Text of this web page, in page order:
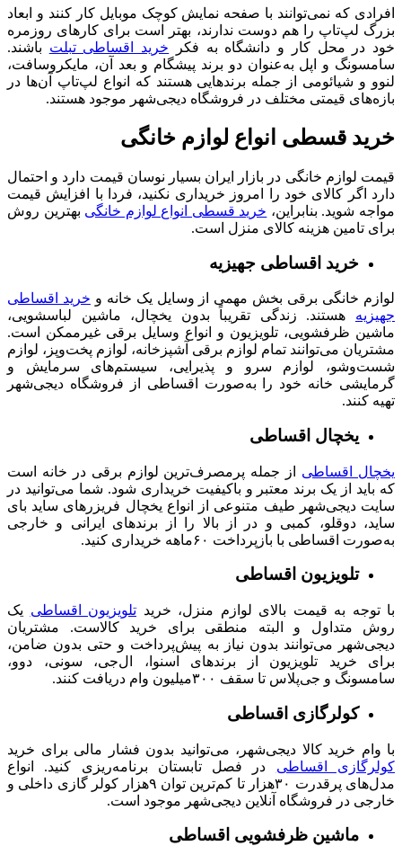
افرادی که نمی‌توانند با صفحه نمایش کوچک موبایل کار کنند و ابعاد
بزرگ لپ‌تاپ را هم دوست ندارند، بهتر است برای کارهای روزمره
خود در محل کار و دانشگاه به فکر
خرید اقساطی تبلت باشند.
سامسونگ و اپل به‌عنوان دو برند پیشگام و بعد آن، مایکروسافت،
لنوو و شیائومی از جمله برندهایی هستند که انواع لپ‌تاپ آن‌ها در
بازه‌های قیمتی مختلف در فروشگاه دیجی‌شهر موجود هستند.
خرید قسطی انواع لوازم خانگی
قیمت لوازم خانگی در بازار ایران بسیار نوسان قیمت دارد و احتمال
دارد اگر کالای خود را امروز خریداری نکنید، فردا با افزایش قیمت
مواجه شوید. بنابراین، خرید قسطی انواع لوازم خانگی بهترین روش
برای تامین هزینه کالای منزل است.
خرید اقساطی جهیزیه
لوازم خانگی برقی بخش مهمی از وسایل یک خانه و خرید اقساطی
جهیزیه
هستند. زندگی تقریباً بدون یخچال، ماشین لباسشویی،
ماشین ظرفشویی، تلویزیون و انواع وسایل برقی غیرممکن است.
مشتریان می‌توانند تمام لوازم برقی آشپزخانه، لوازم پخت‌وپز، لوازم
شست‌وشو، لوازم سرو و پذیرایی، سیستم‌های سرمایش و
گرمایشی خانه خود را به‌صورت اقساطی از فروشگاه دیجی‌شهر
تهیه کنند.
یخچال اقساطی
یخچال اقساطی
از جمله پرمصرف‌ترین لوازم برقی در خانه است
که باید از یک برند معتبر و باکیفیت خریداری شود. شما می‌توانید در
سایت دیجی‌شهر طیف متنوعی از انواع یخچال‌ فریزرهای ساید بای
ساید، دوقلو، کمبی و در از بالا را از برندهای ایرانی و خارجی
به‌صورت اقساطی با بازپرداخت ۶۰ماهه خریداری کنید.
تلویزیون اقساطی
با توجه به قیمت بالای لوازم منزل، خرید تلویزیون اقساطی یک
روش متداول و البته منطقی برای خرید کالاست. مشتریان
دیجی‌شهر می‌توانند بدون نیاز به پیش‌پرداخت و حتی بدون ضامن،
برای خرید تلویزیون از برندهای اسنوا، ال‌جی، سونی، دوو،
سامسونگ و جی‌پلاس تا سقف ۳۰۰میلیون وام دریافت کنند.
کولرگازی اقساطی
با وام خرید کالا دیجی‌شهر، می‌توانید بدون فشار مالی برای خرید
کولرگازی اقساطی
در فصل تابستان برنامه‌ریزی کنید. انواع
مدل‌های پرقدرت ۳۰هزار تا کم‌ترین توان ۹هزار کولر گازی داخلی و
خارجی در فروشگاه آنلاین دیجی‌شهر موجود است.
ماشین ظرفشویی اقساطی